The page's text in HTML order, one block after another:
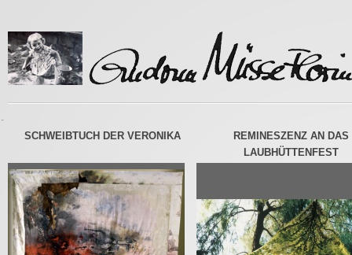
SCHWEIBTUCH DER VERONIKA
REMINESZENZ AN DAS
LAUBHÜTTENFEST
-